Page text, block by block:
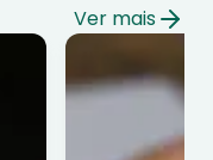
Ver mais